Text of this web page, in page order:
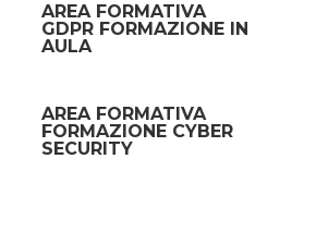
AREA FORMATIVA
GDPR FORMAZIONE IN
AULA
AREA FORMATIVA
FORMAZIONE CYBER
SECURITY